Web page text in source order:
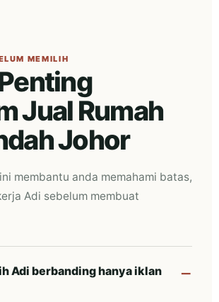
MEMILIH
Jual Rumah
Johor
membantu anda memahami batas,
Adi sebelum membuat
Adi berbanding hanya iklan